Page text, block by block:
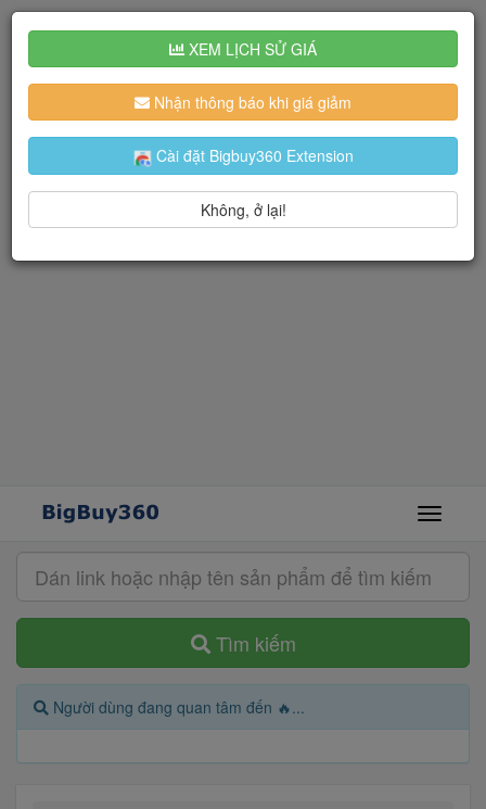
Tìm kiếm
Người dùng đang quan tâm đến 🔥...
XEM LỊCH SỬ GIÁ
Nhận thông báo khi giá giảm
Cài đặt Bigbuy360 Extension
Không, ở lại!